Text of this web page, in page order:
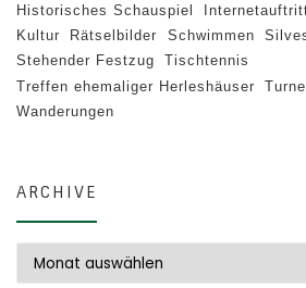
Historisches Schauspiel
Kultur
Rätselbilder Schwimmen
Stehender Festzug
Tischtennis
Treffen ehemaliger Herleshäuser
Wanderungen
ARCHIVE